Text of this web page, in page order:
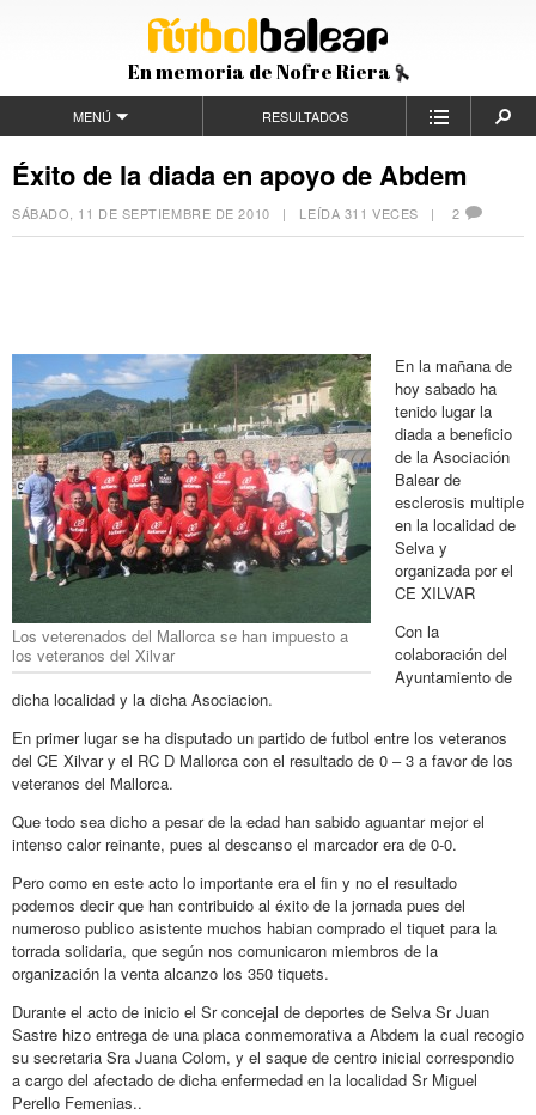
En memoria de Nofre Riera
MENÚ RESULTADOS
Éxito de la diada en apoyo de Abdem
SÁBADO, 11 DE SEPTIEMBRE DE 2010 | LEÍDA 311 VECES |2
Los veterenados del Mallorca se han impuesto a
los veteranos del Xilvar
En la mañana de
hoy sabado ha
tenido lugar la
diada a beneficio
de la Asociación
Balear de
esclerosis multiple
en la localidad de
Selva y
organizada por el
CE XILVAR
Con la
colaboración del
Ayuntamiento de
dicha localidad y la dicha Asociacion.
En primer lugar se ha disputado un partido de futbol entre los veteranos
del CE Xilvar y el RC D Mallorca con el resultado de 0 – 3 a favor de los
veteranos del Mallorca.
Que todo sea dicho a pesar de la edad han sabido aguantar mejor el
intenso calor reinante, pues al descanso el marcador era de 0-0.
Pero como en este acto lo importante era el fin y no el resultado
podemos decir que han contribuido al éxito de la jornada pues del
numeroso publico asistente muchos habian comprado el tiquet para la
torrada solidaria, que según nos comunicaron miembros de la
organización la venta alcanzo los 350 tiquets.
Durante el acto de inicio el Sr concejal de deportes de Selva Sr Juan
Sastre hizo entrega de una placa conmemorativa a Abdem la cual recogio
su secretaria Sra Juana Colom, y el saque de centro inicial correspondio
a cargo del afectado de dicha enfermedad en la localidad Sr Miguel
Perello Femenias..